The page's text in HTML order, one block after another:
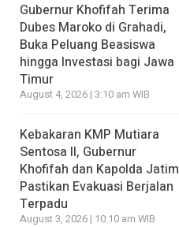
Gubernur Khofifah Terima
Dubes Maroko di Grahadi,
Buka Peluang Beasiswa
hingga Investasi bagi Jawa
Timur
August 4, 2026 | 3:10 am WIB
Kebakaran KMP Mutiara
Sentosa II, Gubernur
Khofifah dan Kapolda Jatim
Pastikan Evakuasi Berjalan
Terpadu
August 3, 2026 | 10:10 am WIB